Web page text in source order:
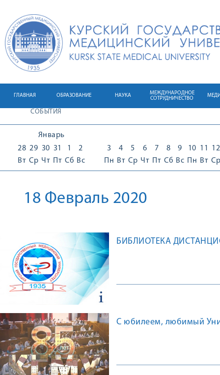
ГЛАВНАЯ ОБРАЗОВАНИЕ НАУКА
МЕЖДУНАРОДНОЕ
СОТРУДНИЧЕСТВО
СОБЫТИЯ
Январь
28
Вт
29
Ср
30
Чт
31
Пт
1
Сб
2
Вс
3
Пн
4
Вт
5
Ср
6
Чт
7
Пт
8
Сб
9
Вс
10
Пн
11
Вт
12
Ср
18 Февраль 2020
БИБЛИОТЕКА
С юбилеем, любимый